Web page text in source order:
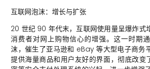
互联网泡沫：增长与扩张
20 世纪 90 年代末，互联网使用量呈爆炸式
消费者对网上购物信心的增强。这一时期
沫，催生了亚马逊和 eBay 等大型电子商务
提供海量商品和用户友好的界面，彻底改变